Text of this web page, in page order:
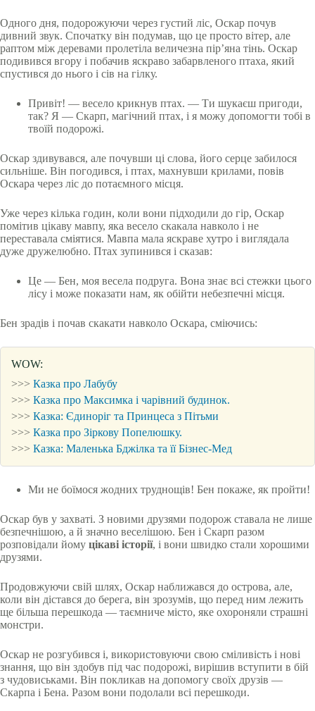
Одного дня, подорожуючи через густий ліс, Оскар почув
дивний звук. Спочатку він подумав, що це просто вітер, але
раптом між деревами пролетіла величезна пір’яна тінь. Оскар
подивився вгору і побачив яскраво забарвленого птаха, який
спустився до нього і сів на гілку.
Привіт! — весело крикнув птах. — Ти шукаєш пригоди,
так? Я — Скарп, магічний птах, і я можу допомогти тобі в
твоїй подорожі.
Оскар здивувався, але почувши ці слова, його серце забилося
сильніше. Він погодився, і птах, махнувши крилами, повів
Оскара через ліс до потаємного місця.
Уже через кілька годин, коли вони підходили до гір, Оскар
помітив цікаву мавпу, яка весело скакала навколо і не
переставала сміятися. Мавпа мала яскраве хутро і виглядала
дуже дружелюбно. Птах зупинився і сказав:
Це — Бен, моя весела подруга. Вона знає всі стежки цього
лісу і може показати нам, як обійти небезпечні місця.
Бен зрадів і почав скакати навколо Оскара, сміючись:
WOW:
>>> Казка про Лабубу
>>> Казка про Максимка і чарівний будинок.
>>> Казка: Єдиноріг та Принцеса з Пітьми
>>> Казка про Зіркову Попелюшку.
>>> Казка: Маленька Бджілка та її Бізнес-Мед
Ми не боїмося жодних труднощів! Бен покаже, як пройти!
Оскар був у захваті. З новими друзями подорож ставала не лише
безпечнішою, а й значно веселішою. Бен і Скарп разом
розповідали йому цікаві історії, і вони швидко стали хорошими
друзями.
Продовжуючи свій шлях, Оскар наближався до острова, але,
коли він дістався до берега, він зрозумів, що перед ним лежить
ще більша перешкода — таємниче місто, яке охороняли страшні
монстри.
Оскар не розгубився і, використовуючи свою сміливість і нові
знання, що він здобув під час подорожі, вирішив вступити в бій
з чудовиськами. Він покликав на допомогу своїх друзів —
Скарпа і Бена. Разом вони подолали всі перешкоди.